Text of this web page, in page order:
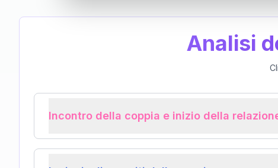
Analisi
Incontro della coppia e inizio della